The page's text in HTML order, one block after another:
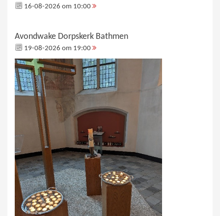
16-08-2026 om 10:00
Avondwake Dorpskerk Bathmen
19-08-2026 om 19:00